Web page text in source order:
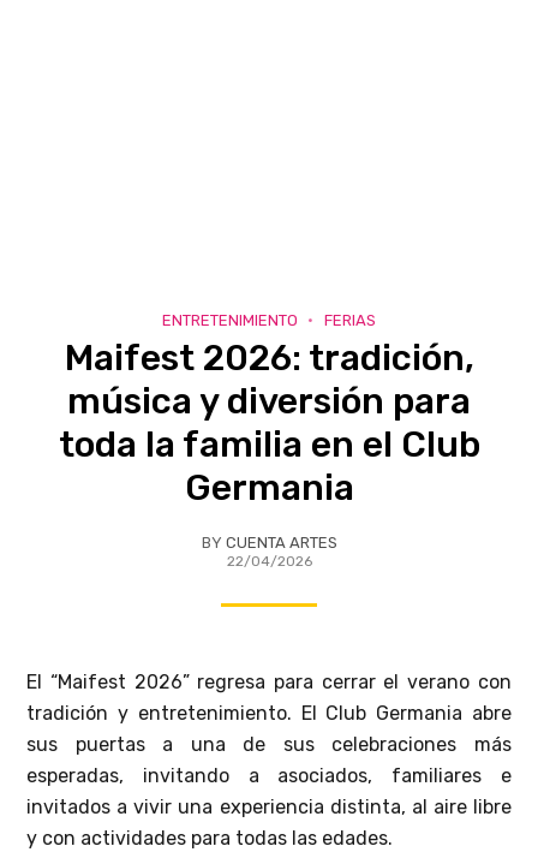
ENTRETENIMIENTO FERIAS
Maifest 2026: tradición,
música y diversión para
toda la familia en el Club
Germania
BY CUENTA ARTES
22/04/2026
El “Maifest 2026” regresa para cerrar el verano con
tradición y entretenimiento. El Club Germania abre
sus puertas a una de sus celebraciones más
esperadas, invitando a asociados, familiares e
invitados a vivir una experiencia distinta, al aire libre
y con actividades para todas las edades.